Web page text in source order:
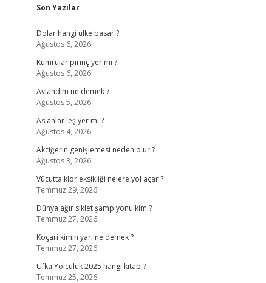
Sidebar
Son Yazılar
Dolar hangi ülke basar ?
Ağustos 6, 2026
Kumrular pirinç yer mi ?
Ağustos 6, 2026
Avlandım ne demek ?
Ağustos 5, 2026
Aslanlar leş yer mi ?
Ağustos 4, 2026
Akciğerin genişlemesi neden olur ?
Ağustos 3, 2026
Vücutta klor eksikliği nelere yol açar ?
Temmuz 29, 2026
Dünya ağır sıklet şampiyonu kim ?
Temmuz 27, 2026
Koçari kimin yarı ne demek ?
Temmuz 27, 2026
Ufka Yolculuk 2025 hangi kitap ?
Temmuz 25, 2026